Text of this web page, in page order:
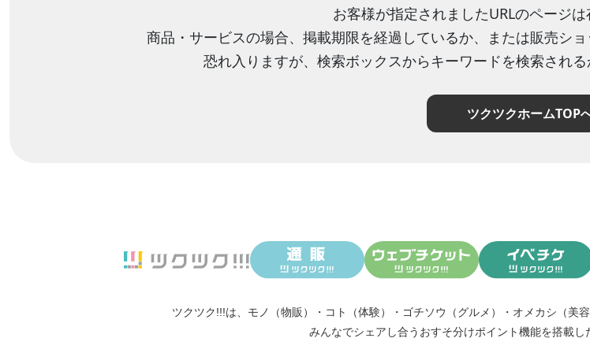
お客様が指定されましたURLのページは
商品・サービスの場合、掲載期限を経過しているか、または販売シ
恐れ入りますが、検索ボックスからキーワードを検索され
ツクツクホームTOP
ツクツク!!!は、 モノ（物販） ・ コト（体験） ・ ゴチソウ（グルメ） ・ オメカシ（美容
みんなでシェアし合う おすそ分けポイント機能を搭載し